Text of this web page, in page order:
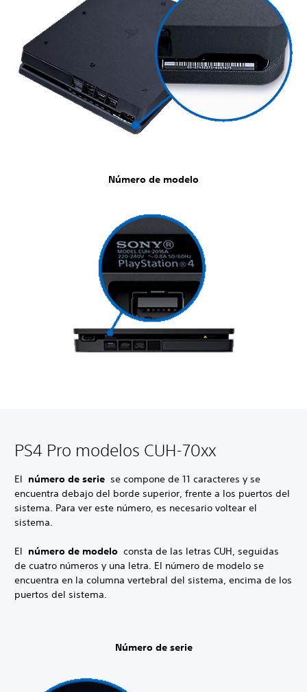
Número de modelo
PS4 Pro modelos CUH-70xx
El número de serie se compone de 11 caracteres y se
encuentra debajo del borde superior, frente a los puertos del
sistema. Para ver este número, es necesario voltear el
sistema.
El número de modelo consta de las letras CUH, seguidas
de cuatro números y una letra. El número de modelo se
encuentra en la columna vertebral del sistema, encima de los
puertos del sistema.
Número de serie